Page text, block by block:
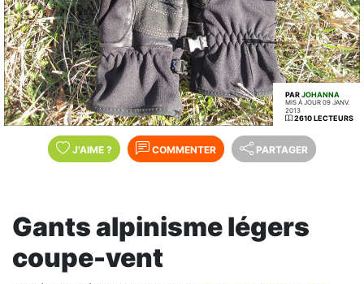
PARJOHANNA
MIS À JOUR 09 JANV.
2013
2610 LECTEURS
J'AIME ? COMMENTER PARTAGER
Gants alpinisme légers
coupe-vent